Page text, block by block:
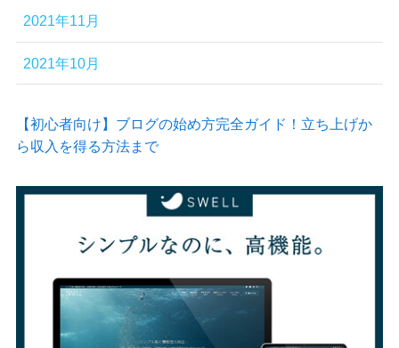
2021年11月
2021年10月
【初心者向け】ブログの始め方完全ガイド！立ち上げか
ら収入を得る方法まで